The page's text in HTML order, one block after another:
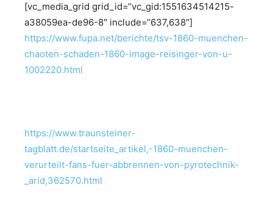
[vc_media_grid grid_id=“vc_gid:1551634514215-
a38059ea-de96-8″ include=“637,638″]
https://www.fupa.net/berichte/tsv-1860-muenchen-
chaoten-schaden-1860-image-reisinger-von-u-
1002220.html
https://www.traunsteiner-
tagblatt.de/startseite_artikel,-1860-muenchen-
verurteilt-fans-fuer-abbrennen-von-pyrotechnik-
_arid,362570.html